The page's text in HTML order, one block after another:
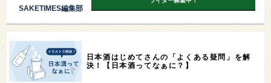
SAKETIMES編集部
日本酒はじめてさんの「よくある疑問」を解
決！【日本酒ってなぁに？】